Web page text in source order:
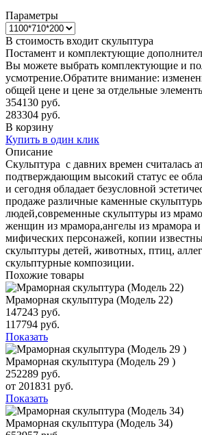
Параметры
В стоимость входит скульптура
Постамент и комплектующие
Вы можете выбрать комплектующие и
усмотрение.Обратите внимание:
общей цене и цене за отдельные
354130 руб.
283304 руб.
В корзину
Купить в один клик
Описание
Скульптура с давних времен считалась
подтверждающим высокий статус ее
и сегодня обладает безусловной
продаже различные каменные
людей,современные скульптуры из
женщин из мрамора,ангелы из мрамора и
мифических персонажей, копии
скульптуры детей, животных, птиц,
скульптурные композиции.
Похожие товары
Мраморная скульптура (Модель 22)
147243 руб.
117794 руб.
Показать
Мраморная скульптура (Модель 29 )
252289 руб.
от 201831 руб.
Показать
Мраморная скульптура (Модель 34)